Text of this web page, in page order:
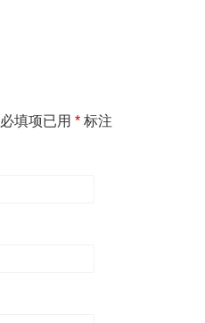
必填项已用* 标注